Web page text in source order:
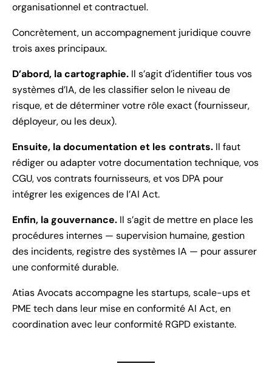
organisationnel et contractuel.
Concrètement, un accompagnement juridique couvre
trois axes principaux.
D’abord, la cartographie. Il s’agit d’identifier tous vos
systèmes d’IA, de les classifier selon le niveau de
risque, et de déterminer votre rôle exact (fournisseur,
déployeur, ou les deux).
Ensuite, la documentation et les contrats. Il faut
rédiger ou adapter votre documentation technique, vos
CGU, vos contrats fournisseurs, et vos DPA pour
intégrer les exigences de l’AI Act.
Enfin, la gouvernance. Il s’agit de mettre en place les
procédures internes — supervision humaine, gestion
des incidents, registre des systèmes IA — pour assurer
une conformité durable.
Atias Avocats accompagne les startups, scale-ups et
PME tech dans leur mise en conformité AI Act, en
coordination avec leur conformité RGPD existante.